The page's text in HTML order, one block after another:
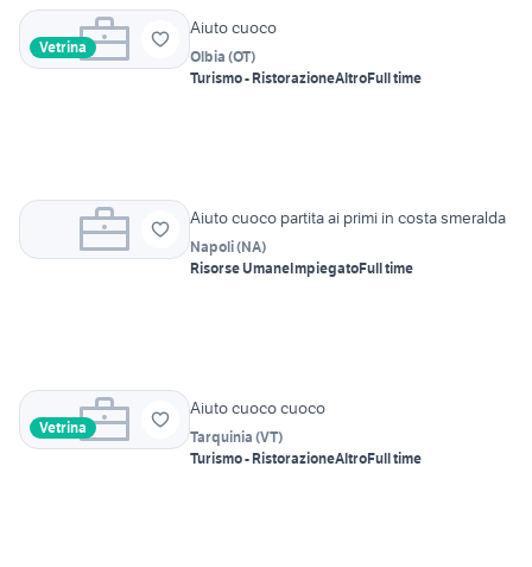
Vetrina
Aiuto cuoco
Olbia (OT)
Turismo - RistorazioneAltroFull time
Aiuto cuoco partita ai primi in costa smeralda
Napoli(NA)
Risorse UmaneImpiegatoFull time
Vetrina
Aiuto cuoco cuoco
Tarquinia (VT)
Turismo - RistorazioneAltroFull time